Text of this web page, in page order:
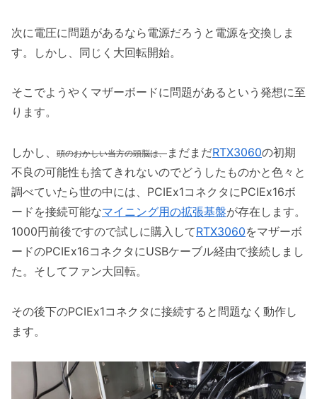
次に電圧に問題があるなら電源だろうと電源を交換しま
す。しかし、同じく大回転開始。
そこでようやくマザーボードに問題があるという発想に至
ります。
しかし、 頭のおかしい当方の頭脳は、 まだまだRTX3060の初期
不良の可能性も捨てきれないのでどうしたものかと色々と
調べていたら世の中には、PCIEx1コネクタにPCIEx16ボ
ードを接続可能なマイニング用の拡張基盤が存在します。
1000円前後ですので試しに購入してRTX3060をマザーボ
ードのPCIEx16コネクタにUSBケーブル経由で接続しまし
た。そしてファン大回転。
その後下のPCIEx1コネクタに接続すると問題なく動作し
ます。